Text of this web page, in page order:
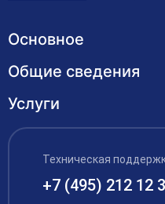
Основное
Курсы
Лицензия
Обучающимся
Акции
Общие сведения
Основные сведения
Структура и органы
организацией
Документы
Услуги
Профессиональная
Курсы повышения
обучение с выдачей
Техническая
+7 (495) 212 12